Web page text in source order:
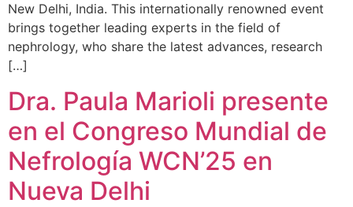
New Delhi, India. This internationally renowned event
brings together leading experts in the field of
nephrology, who share the latest advances, research
[…]
Dra. Paula Marioli presente
en el Congreso Mundial de
Nefrología WCN’25 en
Nueva Delhi